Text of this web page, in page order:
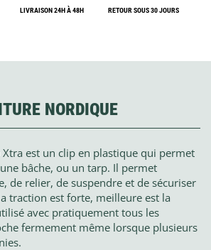
LIVRAISON 24H À 48H RETOUR SOUS 30 JOURS
NORDIQUE
est un clip en plastique qui permet
bâche, ou un tarp. Il permet
de relier, de suspendre et de sécuriser
traction est forte, meilleure est la
avec pratiquement tous les
fermement même lorsque plusieurs